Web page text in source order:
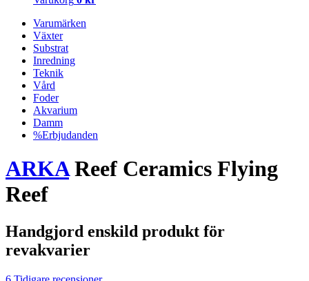
Varumärken
Växter
Substrat
Inredning
Teknik
Vård
Foder
Akvarium
Damm
%Erbjudanden
ARKAReef Ceramics Flying
Reef
Handgjord enskild produkt för
revakvarier